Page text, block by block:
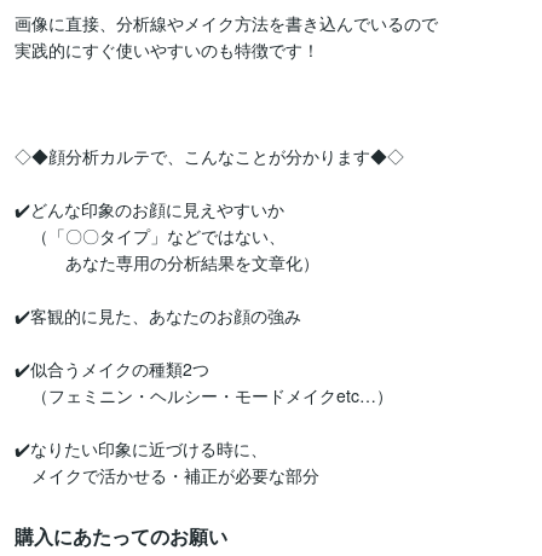
画像に直接、分析線やメイク方法を書き込んでいるので
実践的にすぐ使いやすいのも特徴です！
◇◆顔分析カルテで、こんなことが分かります◆◇
✔️どんな印象のお顔に見えやすいか
（「〇〇タイプ」などではない、
あなた専用の分析結果を文章化）
✔️客観的に見た、あなたのお顔の強み
✔️似合うメイクの種類2つ
（フェミニン・ヘルシー・モードメイクetc…）
✔️なりたい印象に近づける時に、
メイクで活かせる・補正が必要な部分
購入にあたってのお願い